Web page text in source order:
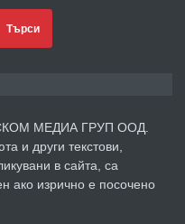
преди 1 година
Търси
МЕДИА ГРУП ООД.
и други текстови,
в сайта, са
ако изрично е посочено